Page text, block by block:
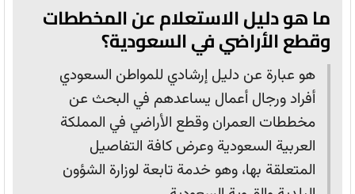
ما هو دليل الاستعلام عن المخططات
وقطع الأراضي في السعودية؟
هو عبارة عن دليل إرشادي للمواطن السعودي
أفراد ورجال أعمال يساعدهم في البحث عن
مخططات العمران وقطع الأراضي في المملكة
العربية السعودية وعرض كافة التفاصيل
المتعلقة بها، وهو خدمة تابعة لوزارة الشؤون